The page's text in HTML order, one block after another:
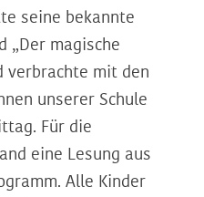
seine bekannte
„Der magische
verbrachte mit den
unserer Schule
Für die
eine Lesung aus
Alle Kinder